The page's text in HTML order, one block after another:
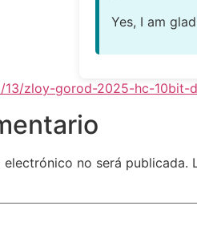
Yes, I am
13/zloy-gorod-2025-hc-10bit-
no será publicada.